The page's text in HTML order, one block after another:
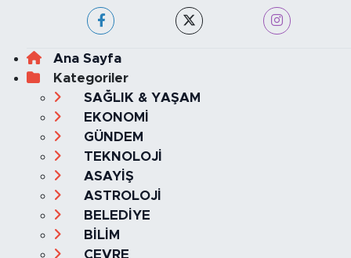
Ana Sayfa
Kategoriler
SAĞLIK & YAŞAM
EKONOMİ
GÜNDEM
TEKNOLOJİ
ASAYİŞ
ASTROLOJİ
BELEDİYE
BİLİM
ÇEVRE